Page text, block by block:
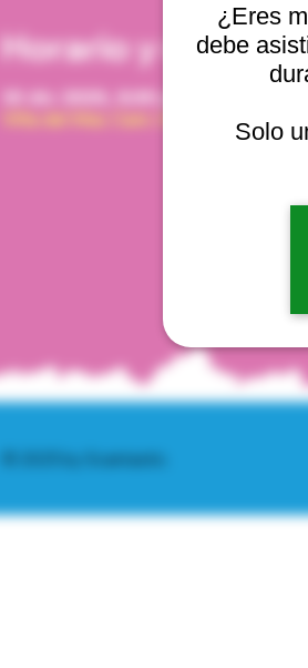
¿Eres
debe
Solo
Horario y
Viña del Mar, Cam. Internacional
© 2025 by Scantastic.